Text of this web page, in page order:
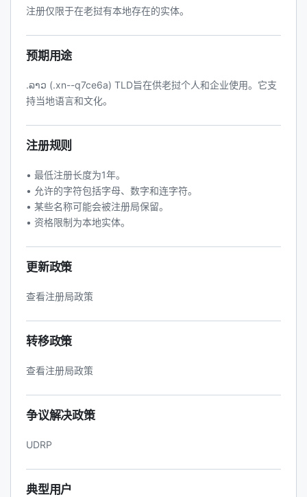
注册仅限于在老挝有本地存在的实体。
预期用途
.ລາວ (.xn--q7ce6a) TLD旨在供老挝个人和企业使用。它支
持当地语言和文化。
注册规则
• 最低注册长度为1年。
• 允许的字符包括字母、数字和连字符。
• 某些名称可能会被注册局保留。
• 资格限制为本地实体。
更新政策
查看注册局政策
转移政策
查看注册局政策
争议解决政策
UDRP
典型用户